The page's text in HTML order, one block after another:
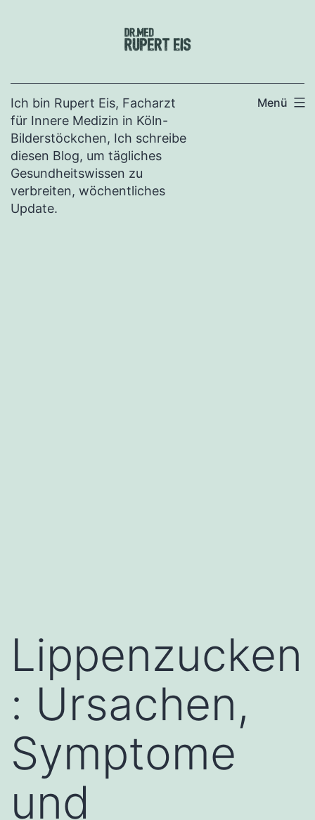
Ich bin Rupert Eis, Facharzt
für Innere Medizin in Köln-
Bilderstöckchen, Ich schreibe
diesen Blog, um tägliches
Gesundheitswissen zu
verbreiten, wöchentliches
Update.
Menü
Lippenzucken
: Ursachen,
Symptome
und